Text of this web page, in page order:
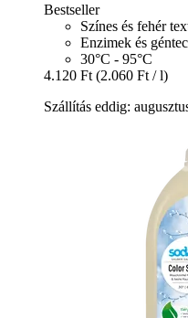
Bestseller
Színes és fehér
Enzimek és
30°C - 95°C
4.120 Ft (2.060 Ft / l)
Szállítás eddig: